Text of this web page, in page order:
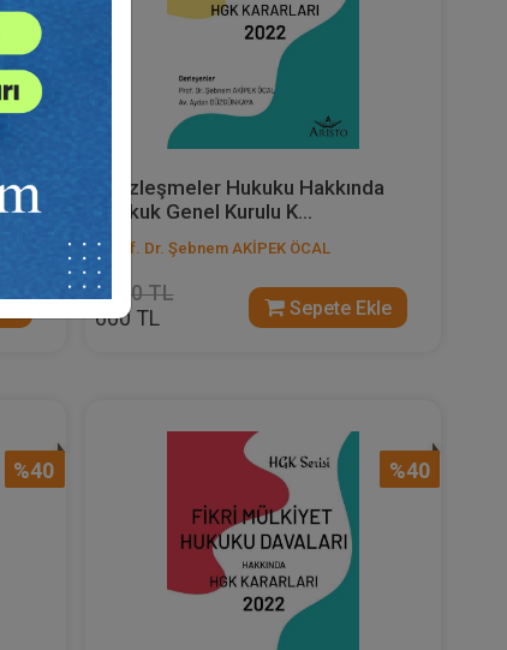
Sözleşmeler Hukuku Hakkında
Hukuk Genel Kurulu K...
Prof. Dr. Şebnem AKİPEK ÖCAL
1000 TL
600 TL Sepete Ekle
%40 %40